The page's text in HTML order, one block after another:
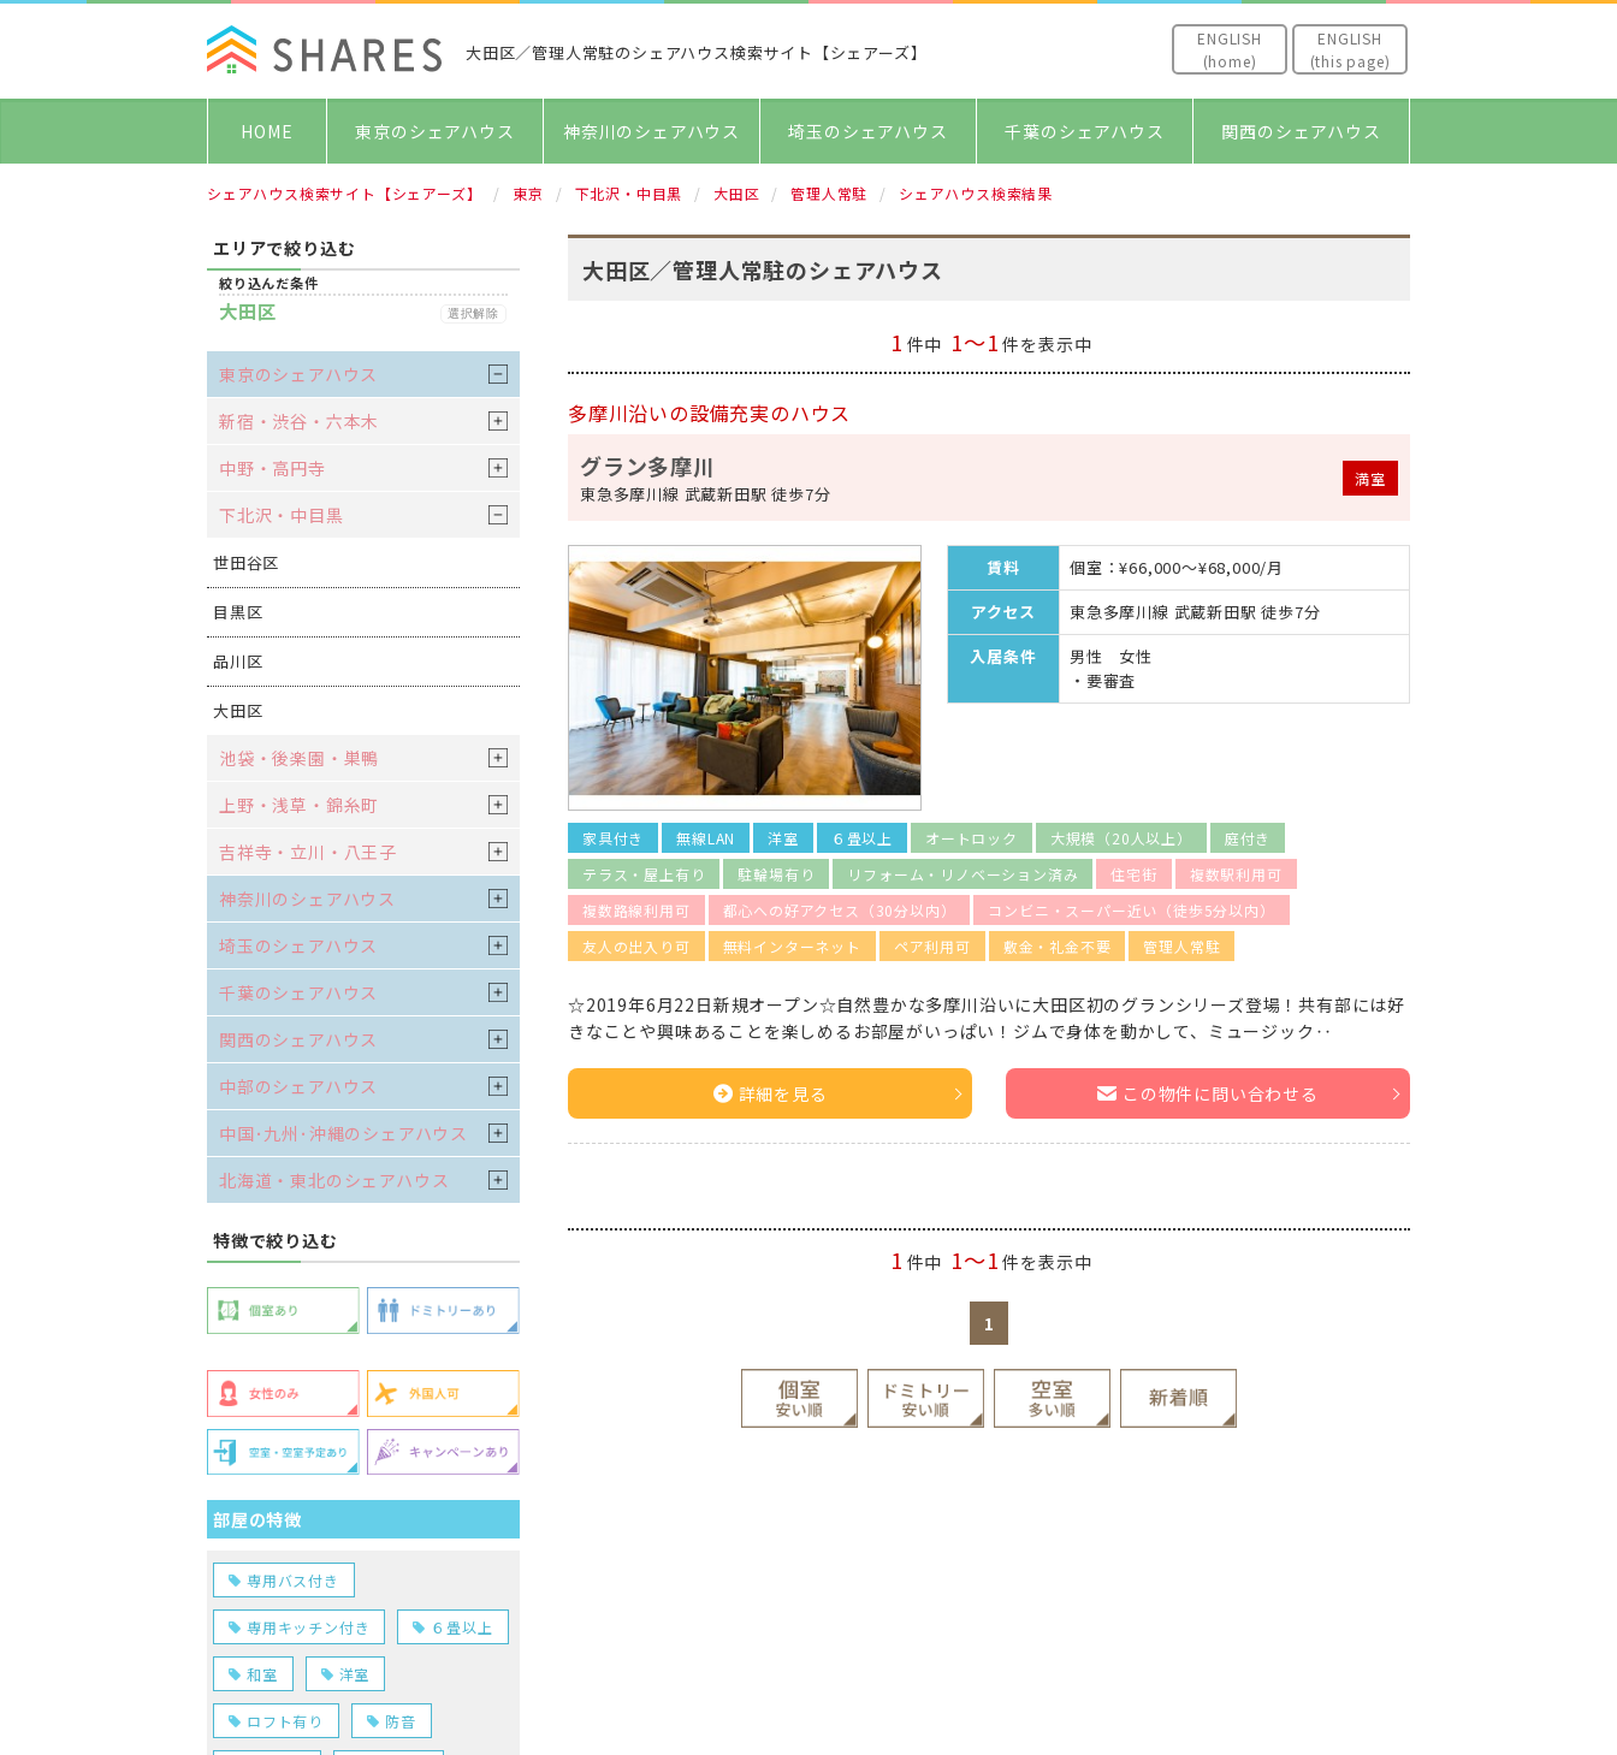
大田区／管理人常駐のシェアハウス検索サイト【シェアーズ】
ENGLISH
(home)
ENGLISH
(this page)
HOME 東京のシェアハウス 神奈川のシェアハウス 埼玉のシェアハウス 千葉のシェアハウス 関西のシェアハウス
シェアハウス検索サイト【シェアーズ】 東京 下北沢・中目黒 大田区 管理人常駐 シェアハウス検索結果
エリアで絞り込む
絞り込んだ条件
大田区 選択解除
東京のシェアハウス
新宿・渋谷・六本木
中野・高円寺
下北沢・中目黒
世田谷区
目黒区
品川区
大田区
池袋・後楽園・巣鴨
上野・浅草・錦糸町
吉祥寺・立川・八王子
神奈川のシェアハウス
埼玉のシェアハウス
千葉のシェアハウス
関西のシェアハウス
中部のシェアハウス
中国･九州･沖縄のシェアハウス
北海道・東北のシェアハウス
特徴で絞り込む
部屋の特徴
専用バス付き
専用キッチン付き ６畳以上
和室 洋室
ロフト有り 防音
大田区／管理人常駐のシェアハウス
1 件中 1～1 件を表示中
多摩川沿いの設備充実のハウス
グラン多摩川
東急多摩川線 武蔵新田駅 徒歩7分
満室
賃料
個室：¥66,000～¥68,000/月
アクセス
東急多摩川線 武蔵新田駅 徒歩7分
入居条件
男性 女性
・要審査
家具付き 無線LAN 洋室 ６畳以上 オートロック 大規模（20人以上）
庭付き
テラス・屋上有り
駐輪場有り リフォーム・リノベーション済み 住宅街
複数駅利用可
複数路線利用可
都心への好アクセス（30分以内）
コンビニ・スーパー近い（徒歩5分以内）
友人の出入り可
無料インターネット ペア利用可 敷金・礼金不要 管理人常駐
☆2019年6月22日新規オープン☆自然豊かな多摩川沿いに大田区初のグランシリーズ登場！共有部には好
きなことや興味あることを楽しめるお部屋がいっぱい！ジムで身体を動かして、ミュージック‥
詳細を見る この物件に問い合わせる
1 件中 1～1 件を表示中
1